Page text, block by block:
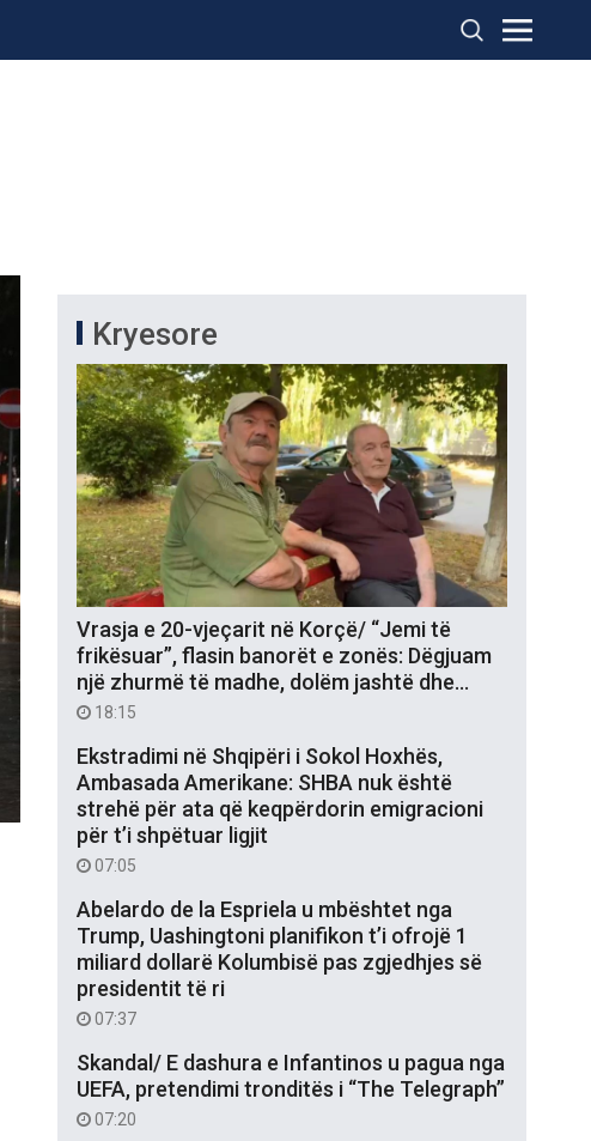
Kryesore
Vrasja e 20-vjeçarit në Korçë/ “Jemi të
frikësuar”, flasin banorët e zonës: Dëgjuam
një zhurmë të madhe, dolëm jashtë dhe…
18:15
Ekstradimi në Shqipëri i Sokol Hoxhës,
Ambasada Amerikane: SHBA nuk është
strehë për ata që keqpërdorin emigracioni
për t’i shpëtuar ligjit
07:05
Abelardo de la Espriela u mbështet nga
Trump, Uashingtoni planifikon t’i ofrojë 1
miliard dollarë Kolumbisë pas zgjedhjes së
presidentit të ri
07:37
Skandal/ E dashura e Infantinos u pagua nga
UEFA, pretendimi tronditës i “The Telegraph”
07:20